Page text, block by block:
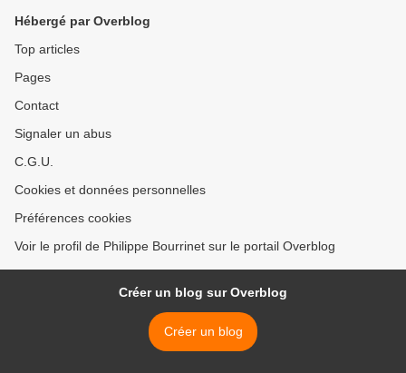
Hébergé par Overblog
Top articles
Pages
Contact
Signaler un abus
C.G.U.
Cookies et données personnelles
Préférences cookies
Voir le profil de Philippe Bourrinet sur le portail Overblog
Créer un blog sur Overblog
Créer un blog